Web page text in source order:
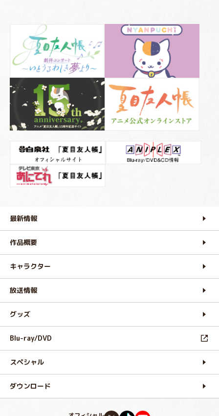
最新情報
作品概要
キャラクター
放送情報
グッズ
Blu-ray/DVD
スペシャル
ダウンロード